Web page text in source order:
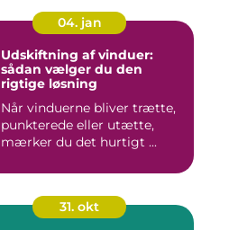
04. jan
Udskiftning af vinduer:
sådan vælger du den
rigtige løsning
Når vinduerne bliver trætte,
punkterede eller utætte,
mærker du det hurtigt ...
31. okt